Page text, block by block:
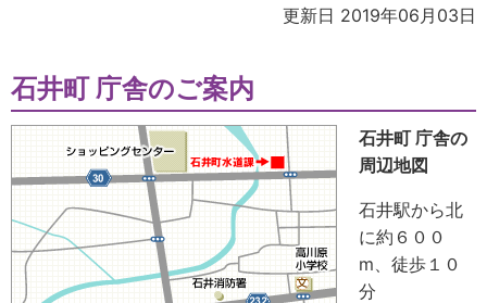
更新日 2019年06月03日
石井町 庁舎のご案内
石井町 庁舎の
周辺地図
石井駅から北
に約６００
m、徒歩１０
分